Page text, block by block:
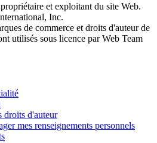
et exploitant du site Web.
Inc.
de commerce et droits d'auteur de
utilisés sous licence par Web Team
droits d'auteur
mes renseignements personnels